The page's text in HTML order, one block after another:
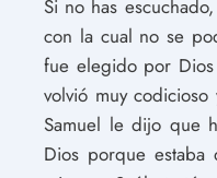
Si no has
con la cual no se
fue elegido por
volvió muy
Samuel le dijo que
Dios porque estaba